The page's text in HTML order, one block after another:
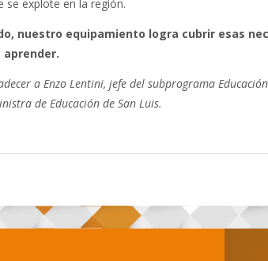
se explote en la región.
nuestro equipamiento logra cubrir esas
aprender.
a Enzo Lentini, jefe del subprograma
de Educación de San Luis.